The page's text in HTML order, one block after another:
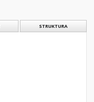
STRUKTURA